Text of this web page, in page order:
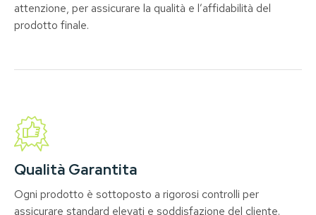
attenzione, per assicurare la qualità e l’affidabilità del
prodotto finale.
Qualità Garantita
Ogni prodotto è sottoposto a rigorosi controlli per
assicurare standard elevati e soddisfazione del cliente.